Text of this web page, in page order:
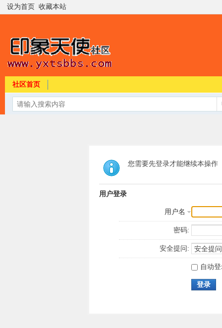
设为首页 收藏本站
社区首页
您需要先登录才能继续本操作
用户登录
用户名
密码:
安全提问:
自动
登录